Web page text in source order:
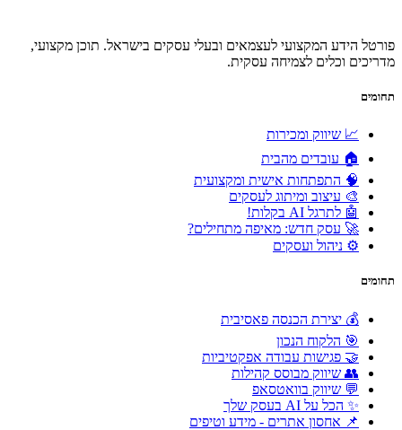
פורטל הידע המקצועי לעצמאים ובעלי עסקים בישראל. תוכן מקצועי,
מדריכים וכלים לצמיחה עסקית.
תחומים
📈 שיווק ומכירות
🏠 עובדים מהבית
🧠 התפתחות אישית ומקצועית
🎨 עיצוב ומיתוג לעסקים
🤖 לתרגל AI בקלות!
🚀 עסק חדש: מאיפה מתחילים?
⚙️ ניהול ועסקים
תחומים
💰 יצירת הכנסה פאסיבית
🎯 הלקוח הנכון
🤝 פגישות עבודה אפקטיביות
👥 שיווק מבוסס קהילות
💬 שיווק בוואטסאפ
✨ הכל על AI בעסק שלך
📌 אחסון אתרים - מידע וטיפים